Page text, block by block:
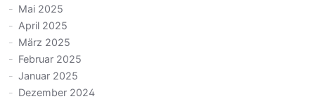
Mai 2025
April 2025
März 2025
Februar 2025
Januar 2025
Dezember 2024